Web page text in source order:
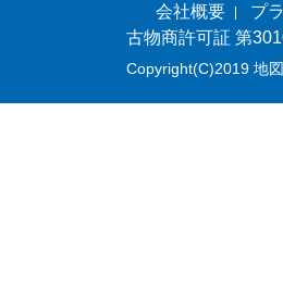
会社概要
プ
古物商許可証 第
Copyright(C)2019 地